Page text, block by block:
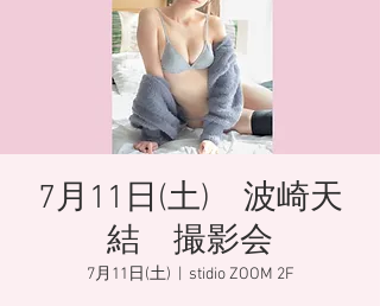
7月11日(土) 波崎天
結 撮影会
7月11日(土) stidio ZOOM 2F